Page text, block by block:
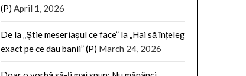
(P) April 1, 2026
De la „Știe meseriașul ce face” la „Hai să înțeleg
exact pe ce dau banii” (P) March 24, 2026